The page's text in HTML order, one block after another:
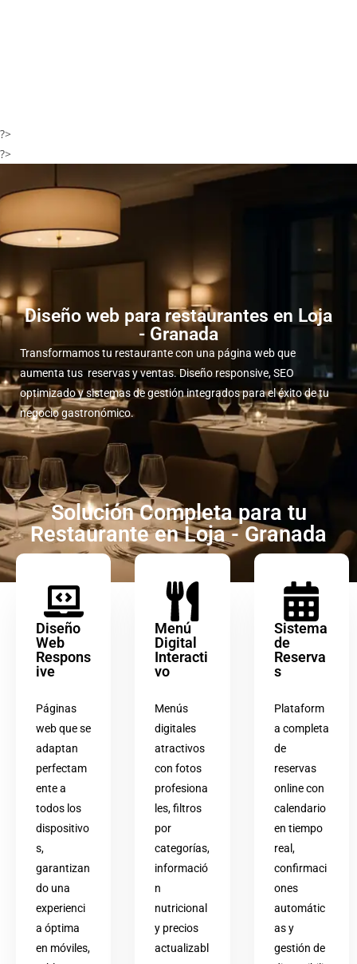
?>
?>
Diseño web para restaurantes en Loja
- Granada
Transformamos tu restaurante con una página web que
aumenta tus reservas y ventas. Diseño responsive, SEO
optimizado y sistemas de gestión integrados para el éxito de tu
negocio gastronómico.
Solución Completa para tu
Restaurante en Loja - Granada
Diseño
Web
Respons
ive
Páginas
web que se
adaptan
perfectam
ente a
todos los
dispositivo
s,
garantizan
do una
experienci
a óptima
en móviles,
Menú
Digital
Interacti
vo
Menús
digitales
atractivos
con fotos
profesiona
les, filtros
por
categorías,
informació
n
nutricional
y precios
actualizabl
Sistema
de
Reserva
s
Plataform
a completa
de
reservas
online con
calendario
en tiempo
real,
confirmaci
ones
automátic
as y
gestión de